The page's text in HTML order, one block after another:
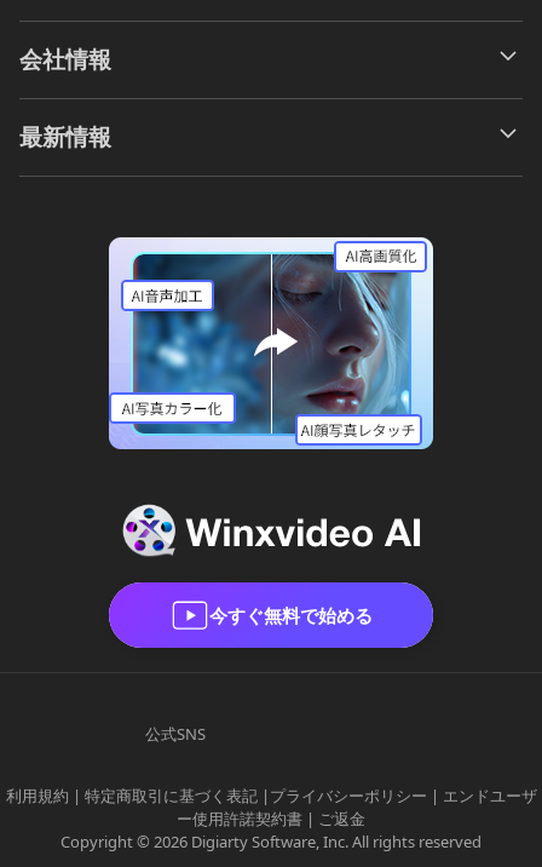
今すぐ無料で始める
会社情報
最新情報
公式SNS
利用規約 | 特定商取引に基づく表記| プライバシーポリシー | エンドユーザ
ー使用許諾契約書 | ご返金
Copyright © 2026 Digiarty Software, Inc. All rights reserved